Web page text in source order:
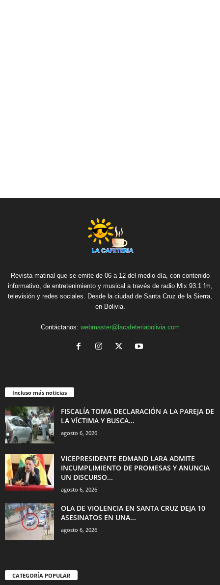
Revista matinal que se emite de 06 a 12 del medio día, con contenido
informativo, de entretenimiento y musical a través de radio Mix 93.1 fm,
televisión y redes sociales. Desde la ciudad de Santa Cruz de la Sierra,
en Bolivia.
Contáctanos: webmaster@lacafeteriabolivia.com
Incluso más noticias
FISCALÍA TOMA DECLARACIÓN A LA PAREJA DE
LA VÍCTIMA Y BUSCA...
agosto 6, 2026
VICEPRESIDENTE EDMAND LARA ADMITE
INCUMPLIMIENTO DE PROMESAS Y ANUNCIA
UN DISCURSO...
agosto 6, 2026
OLA DE VIOLENCIA EN SANTA CRUZ DEJA 10
ASESINATOS EN UNA...
agosto 6, 2026
CATEGORÍA POPULAR